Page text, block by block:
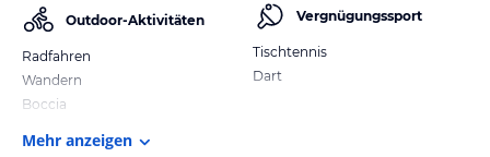
Outdoor-Aktivitäten
Radfahren
Wandern
Boccia
Vergnügungssport
Tischtennis
Dart
Mehr anzeigen